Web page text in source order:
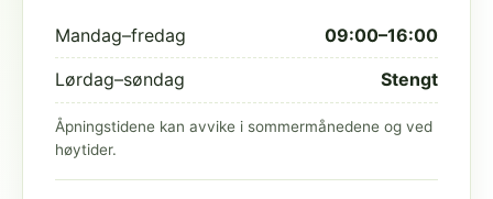
Mandag–fredag 09:00–16:00
Lørdag–søndag Stengt
Åpningstidene kan avvike i sommermånedene og ved
høytider.